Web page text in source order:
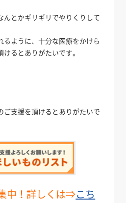
んとかギリギリでやりくりして
るように、十分な医療をかけら
るとありがたいです。
ご支援を頂けるとありがたいで
中！詳しくは⇒こち